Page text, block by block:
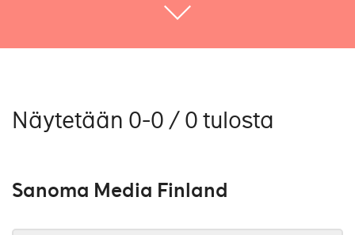
Näytetään 0-0 / 0 tulosta
Sanoma Media Finland